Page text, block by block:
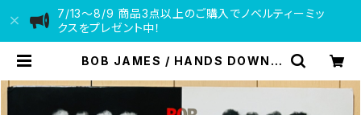
7/13〜8/9 商品3点以上のご購入でノベルティーミッ
クスをプレゼント中！
BOB JAMES / HANDS DOWN |